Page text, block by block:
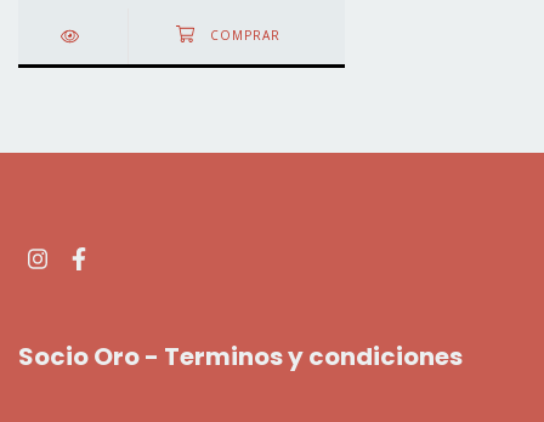
Socio Oro - Terminos y condiciones